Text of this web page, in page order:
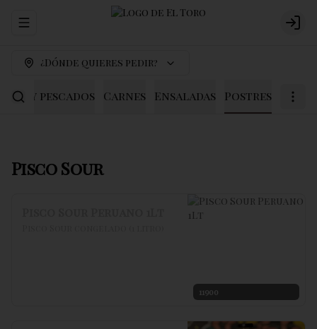
Abrir menu de navegación
¿Dónde quieres pedir?
y pescados Carnes Ensaladas Postres
Pisco Sour
11900